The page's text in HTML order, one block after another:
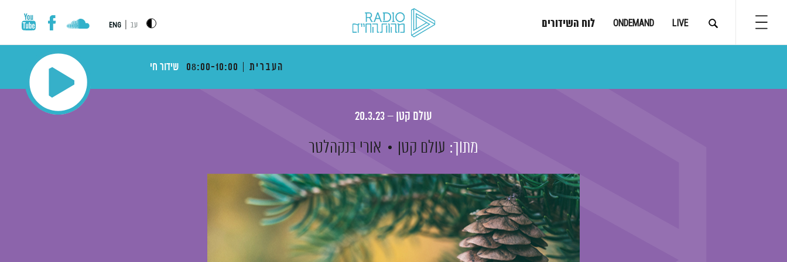
LIVE
ONDEMAND לוח השידורים עב ENG
העברית 08:00-10:00 שידור חי
עולם קטן – 20.3.23
מתוך: עולם קטן אורי בנקהלטר